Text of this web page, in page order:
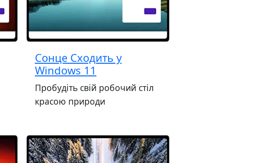
Сонце Сходить у
Windows 11
Пробудіть свій робочий стіл
красою природи